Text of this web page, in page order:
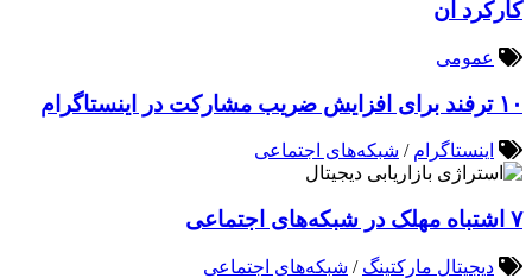
کارکرد آن
عمومی
۱۰ ترفند برای افزایش ضریب مشارکت در اینستاگرام
اینستاگرام / شبکه‌های اجتماعی
۷ اشتباه مهلک در شبکه‌های اجتماعی
دیجیتال مارکتینگ / شبکه‌های اجتماعی